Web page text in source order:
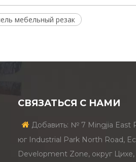
мебельный резак
СВЯЗАТЬСЯ С НАМИ
 Добавить: № 7 Mingjia East
юг Industrial Park North Road,
Development Zone, округ Цихе,